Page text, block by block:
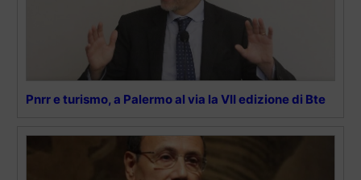
Pnrr e turismo, a Palermo al via la VII edizione di Bte